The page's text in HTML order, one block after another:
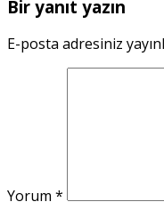
Bir yanıt yazın
E-posta adresiniz
Yorum *